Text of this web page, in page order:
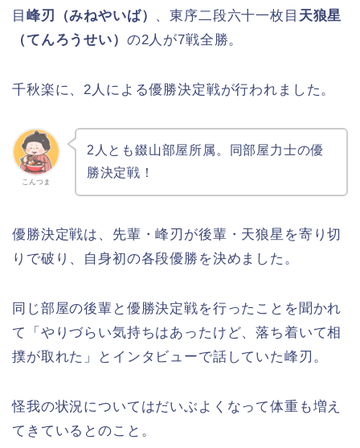
目 峰刃（みねやいば） 、東序二段六十一枚目 天狼星
（てんろうせい） の2人が7戦全勝。
千秋楽に、2人による優勝決定戦が行われました。
こんつま
2人とも錣山部屋所属。同部屋力士の優
勝決定戦！
優勝決定戦は、先輩・峰刃が後輩・天狼星を寄り切
りで破り、自身初の各段優勝を決めました。
同じ部屋の後輩と優勝決定戦を行ったことを聞かれ
て「やりづらい気持ちはあったけど、落ち着いて相
撲が取れた」とインタビューで話していた峰刃。
怪我の状況についてはだいぶよくなって体重も増え
てきているとのこと。